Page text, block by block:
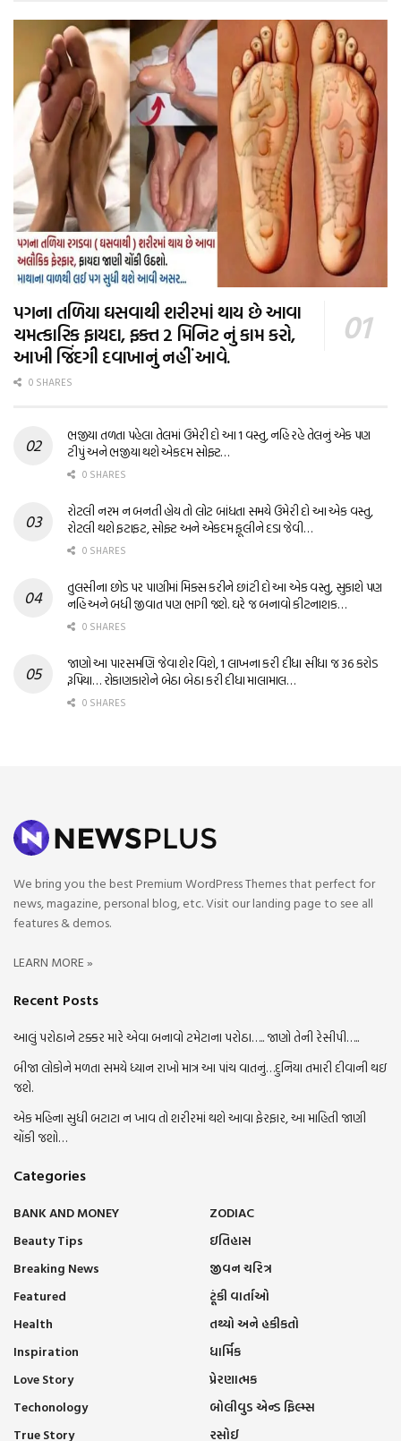
પગના તળિયા ઘસવાથી શરીરમાં થાય છે આવા
ચમત્કારિક ફાયદા, ફક્ત 2 મિનિટ નું કામ કરો,
આખી જિંદગી દવાખાનું નહીં આવે.
0 SHARES
ભજીયા તળતા પહેલા તેલમાં ઉમેરી દો આ 1 વસ્તુ, નહિ રહે તેલનું એક પણ
ટીપું અને ભજીયા થશે એકદમ સોફ્ટ…
0 SHARES
રોટલી નરમ ન બનતી હોય તો લોટ બાંધતા સમયે ઉમેરી દો આ એક વસ્તુ,
રોટલી થશે ફટાફટ, સોફ્ટ અને એકદમ ફૂલીને દડા જેવી…
0 SHARES
તુલસીના છોડ પર પાણીમાં મિક્સ કરીને છાંટી દો આ એક વસ્તુ, સુકાશે પણ
નહિ અને બધી જીવાત પણ ભાગી જશે. ઘરે જ બનાવો કીટનાશક…
0 SHARES
જાણો આ પારસમણિ જેવા શેર વિશે, 1 લાખના કરી દીધા સીધા જ 36 કરોડ
રૂપિયા… રોકાણકારોને બેઠા બેઠા કરી દીધા માલામાલ…
0 SHARES
We bring you the best Premium WordPress Themes that perfect for
news, magazine, personal blog, etc. Visit our landing page to see all
features & demos.
LEARN MORE »
Recent Posts
આલું પરોઠાને ટક્કર મારે એવા બનાવો ટમેટાના પરોઠા….. જાણો તેની રેસીપી…..
બીજા લોકોને મળતા સમયે ધ્યાન રાખો માત્ર આ પાંચ વાતનું…દુનિયા તમારી દીવાની થઇ
જશે.
એક મહિના સુધી બટાટા ન ખાવ તો શરીરમાં થશે આવા ફેરફાર, આ માહિતી જાણી
ચોંકી જશો…
Categories
BANK AND MONEY
Beauty Tips
Breaking News
Featured
Health
Inspiration
Love Story
Techonology
True Story
ZODIAC
ઇતિહાસ
જીવન ચરિત્ર
ટૂંકી વાર્તાઓ
તથ્યો અને હકીકતો
ધાર્મિક
પ્રેરણાત્મક
બોલીવુડ એન્ડ ફિલ્મ્સ
રસોઈ